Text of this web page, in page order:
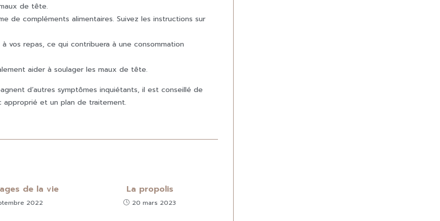
de tête.
de compléments alimentaires. Suivez les instructions sur
vos repas, ce qui contribuera à une consommation
aider à soulager les maux de tête.
d’autres symptômes inquiétants, il est conseillé de
et un plan de traitement.
de la vie
2022
La propolis
20 mars 2023